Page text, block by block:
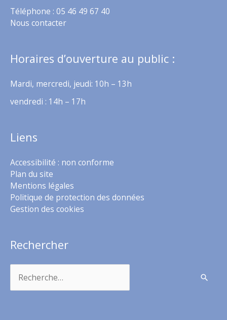
Téléphone : 05 46 49 67 40
Nous contacter
Horaires d’ouverture au public :
Mardi, mercredi, jeudi: 10h – 13h
vendredi : 14h – 17h
Liens
Accessibilité : non conforme
Plan du site
Mentions légales
Politique de protection des données
Gestion des cookies
Rechercher